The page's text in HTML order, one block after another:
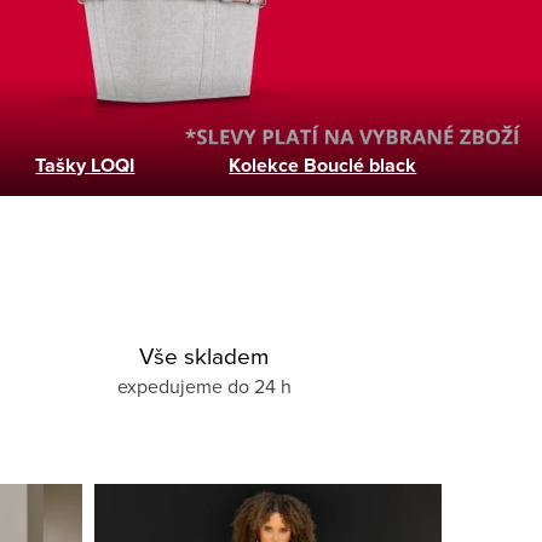
Tašky LOQI Kolekce Bouclé black
Vše skladem
expedujeme do 24 h